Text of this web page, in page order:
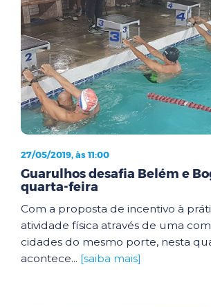
27/05/2019, às 11:00
Guarulhos desafia Belém e
quarta-feira
Com a proposta de incentivo à
atividade física através de uma
cidades do mesmo porte, nesta
acontece... [saiba mais]